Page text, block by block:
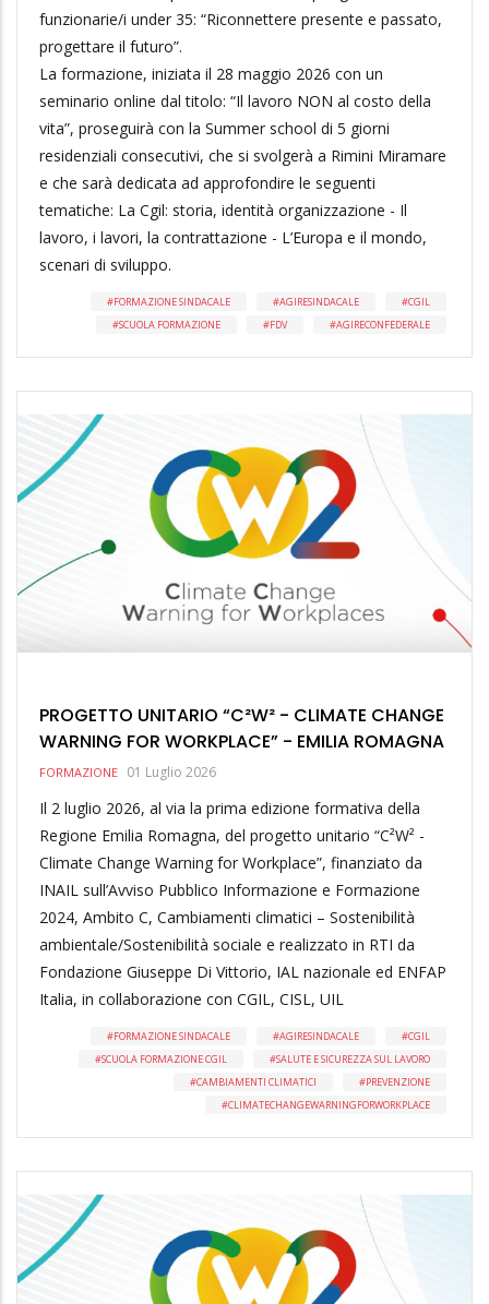
funzionarie/i under 35: “Riconnettere presente e passato,
progettare il futuro”.
La formazione, iniziata il 28 maggio 2026 con un
seminario online dal titolo: “Il lavoro NON al costo della
vita”, proseguirà con la Summer school di 5 giorni
residenziali consecutivi, che si svolgerà a Rimini Miramare
e che sarà dedicata ad approfondire le seguenti
tematiche: La Cgil: storia, identità organizzazione - Il
lavoro, i lavori, la contrattazione - L’Europa e il mondo,
scenari di sviluppo.
FORMAZIONE SINDACALE AGIRESINDACALE
CGIL
SCUOLA FORMAZIONE
FDV AGIRECONFEDERALE
PROGETTO UNITARIO “C²W² - CLIMATE CHANGE
WARNING FOR WORKPLACE” - EMILIA ROMAGNA
FORMAZIONE 01 Luglio 2026
Il 2 luglio 2026, al via la prima edizione formativa della
Regione Emilia Romagna, del progetto unitario “C²W² -
Climate Change Warning for Workplace”, finanziato da
INAIL sull’Avviso Pubblico Informazione e Formazione
2024, Ambito C, Cambiamenti climatici – Sostenibilità
ambientale/Sostenibilità sociale e realizzato in RTI da
Fondazione Giuseppe Di Vittorio, IAL nazionale ed ENFAP
Italia, in collaborazione con CGIL, CISL, UIL
FORMAZIONE SINDACALE AGIRESINDACALE
CGIL
SCUOLA FORMAZIONE CGIL
SALUTE E SICUREZZA SUL LAVORO
CAMBIAMENTI CLIMATICI
PREVENZIONE
CLIMATECHANGEWARNINGFORWORKPLACE